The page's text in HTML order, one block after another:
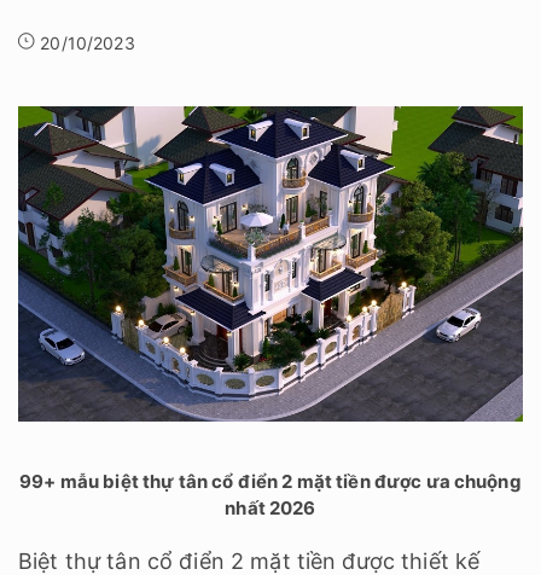
20/10/2023
99+ mẫu biệt thự tân cổ điển 2 mặt tiền được ưa chuộng
nhất 2026
Biệt thự tân cổ điển 2 mặt tiền được thiết kế